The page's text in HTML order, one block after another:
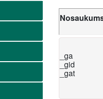
_ga
_gid
_gat